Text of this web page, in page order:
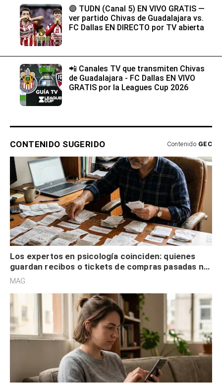
🟣 TUDN (Canal 5) EN VIVO GRATIS —
ver partido Chivas de Guadalajara vs.
FC Dallas EN DIRECTO por TV abierta
📲 Canales TV que transmiten Chivas
de Guadalajara - FC Dallas EN VIVO
GRATIS por la Leagues Cup 2026
CONTENIDO SUGERIDO Contenido GEC
Los expertos en psicología coinciden: quienes
guardan recibos o tickets de compras pasadas no
son acumuladores, sino que tienen necesidad de
MAG.